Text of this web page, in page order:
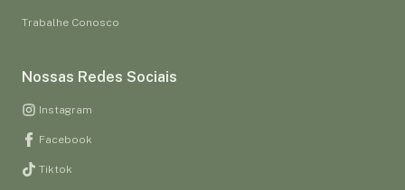
Trabalhe Conosco
Nossas Redes Sociais
Instagram
Facebook
Tiktok